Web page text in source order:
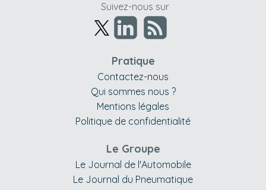
Suivez-nous sur
Pratique
Contactez-nous
Qui sommes nous ?
Mentions légales
Politique de confidentialité
Le Groupe
Le Journal de l'Automobile
Le Journal du Pneumatique